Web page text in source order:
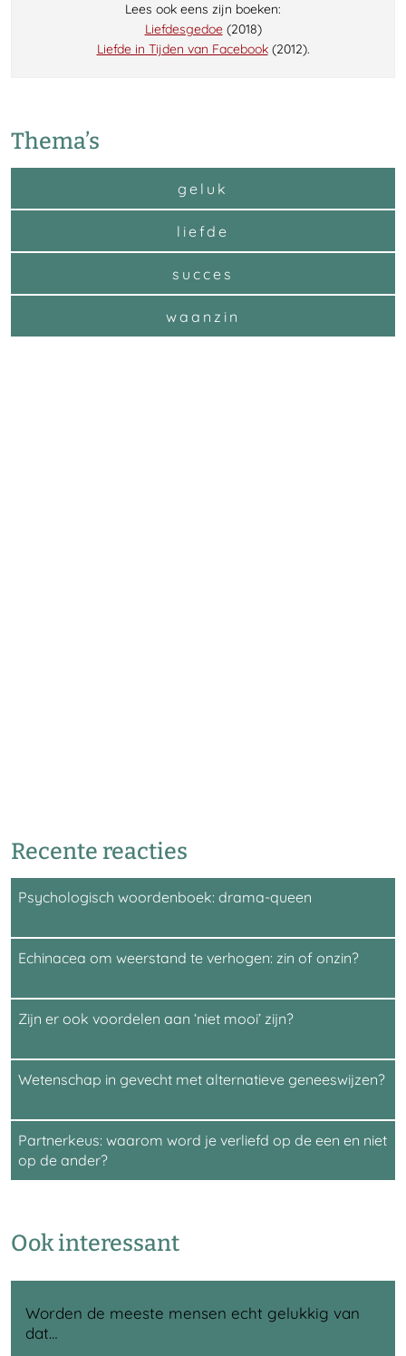
Lees ook eens zijn boeken:
Liefdesgedoe(2018)
Liefde in Tijden van Facebook(2012).
Thema’s
geluk
liefde
succes
waanzin
Recente reacties
Psychologisch woordenboek: drama-queen
Echinacea om weerstand te verhogen: zin of onzin?
Zijn er ook voordelen aan ‘niet mooi’ zijn?
Wetenschap in gevecht met alternatieve geneeswijzen?
Partnerkeus: waarom word je verliefd op de een en niet
op de ander?
Ook interessant
Worden de meeste mensen echt gelukkig van
dat…